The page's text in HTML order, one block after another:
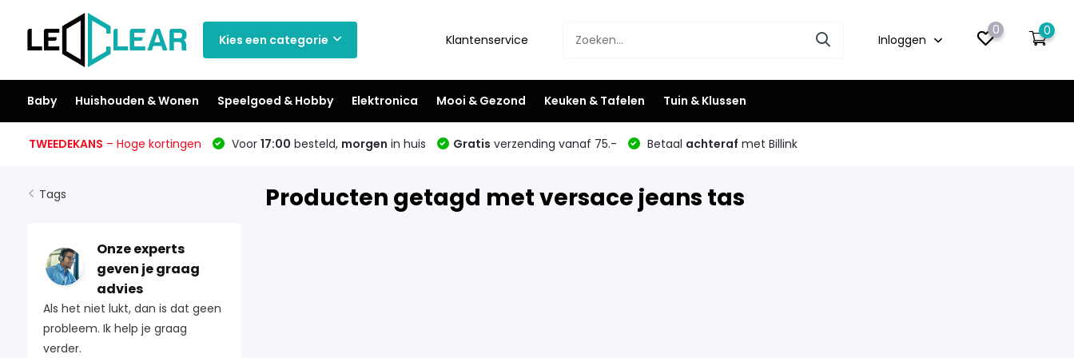
Kies een categorie Klantenservice Inloggen
0 0
Baby Huishouden & Wonen Speelgoed & Hobby Elektronica Mooi & Gezond Keuken & Tafelen Tuin & Klussen
TWEEDEKANS – Hoge kortingen Voor 17:00 besteld, morgen in huis Gratis verzending vanaf 75.- Betaal achteraf met Billink
Tags
Onze experts
geven je graag
advies
Als het niet lukt, dan is dat geen
probleem. Ik help je graag
verder.
Producten getagd met versace jeans tas